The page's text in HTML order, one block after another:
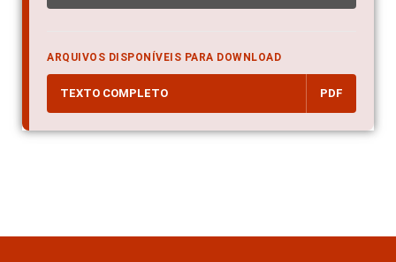
ARQUIVOS DISPONÍVEIS PARA DOWNLOAD
TEXTO COMPLETO PDF